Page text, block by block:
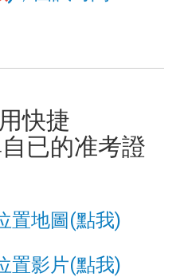
快捷
已的准考證
置地圖(點我)
置影片(點我)